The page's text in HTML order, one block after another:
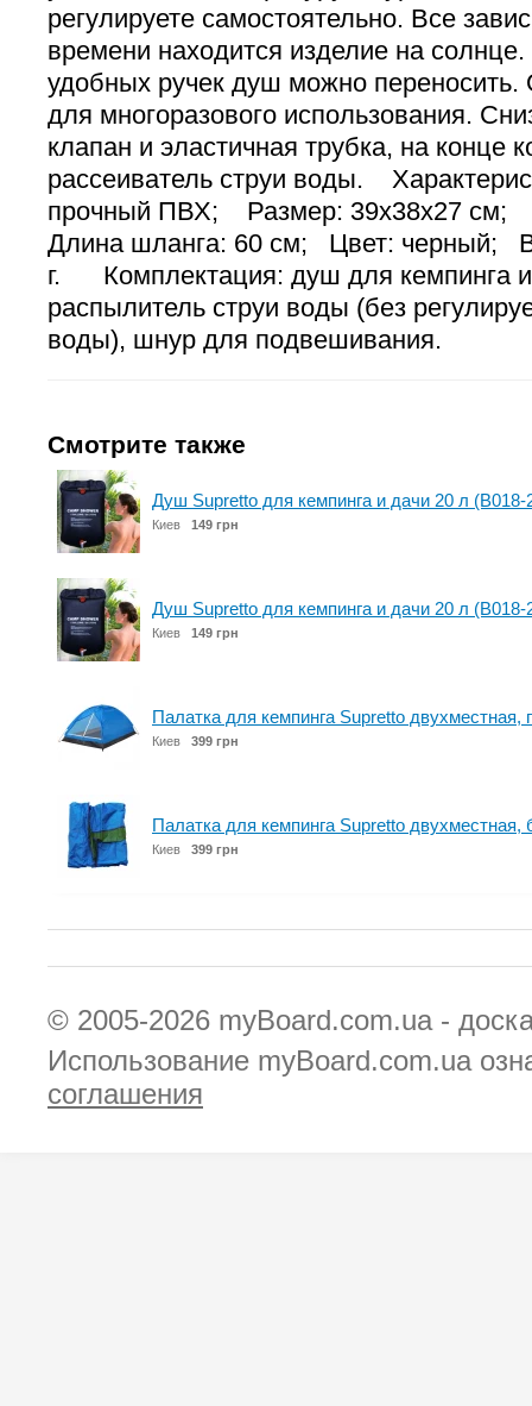
регулируете самостоятельно. Все
времени находится изделие на
удобных ручек душ можно переносить.
для многоразового использования.
клапан и эластичная трубка, на конце
рассеиватель струи воды.
прочный ПВХ; Размер: 39х38х27 см;
Длина шланга: 60 см; Цвет: черный;
г. Комплектация: душ для кемпинга и
распылитель струи воды (без
воды), шнур для подвешивания.
Смотрите также
Душ Supretto для кемпинга и дачи 20 л (B018-
Киев 149 грн
Душ Supretto для кемпинга и дачи 20 л (B018-
Киев 149 грн
Палатка для кемпинга Supretto двухместная,
Киев 399 грн
Палатка для кемпинга Supretto двухместная,
Киев 399 грн
© 2005-2026 myBoard.com.ua -
Использование myBoard.com.ua
соглашения